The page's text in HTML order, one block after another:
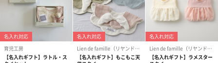
重さ
１９g
パッケージ
幅19cm×奥行17cm×高さ0.5cm
洗濯方法
手洗可